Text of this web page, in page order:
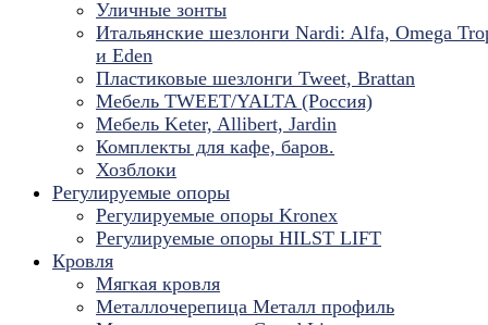
Уличные зонты
Итальянские шезлонги Nardi: Alfa, Omega
и Eden
Пластиковые шезлонги Tweet, Brattan
Мебель TWEET/YALTA (Россия)
Мебель Keter, Allibert, Jardin
Комплекты для кафе, баров.
Хозблоки
Регулируемые опоры
Регулируемые опоры Kronex
Регулируемые опоры HILST LIFT
Кровля
Мягкая кровля
Металлочерепица Металл профиль